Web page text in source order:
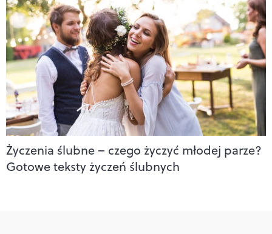
Życzenia ślubne – czego życzyć młodej parze?
Gotowe teksty życzeń ślubnych